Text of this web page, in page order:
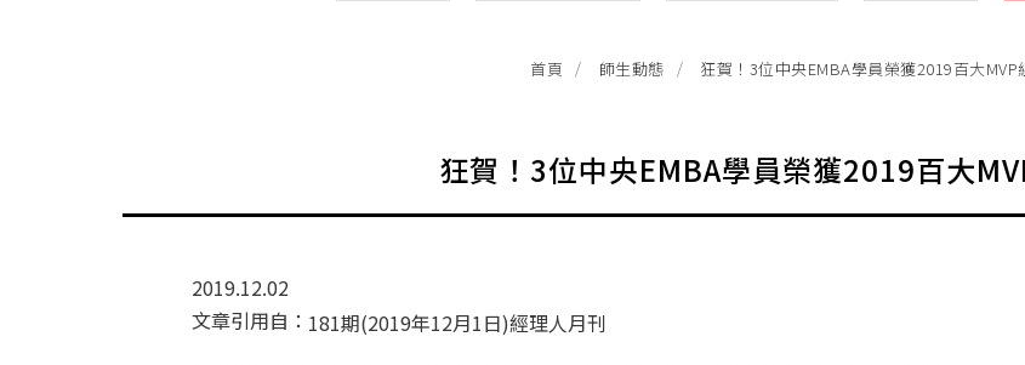
首頁 師生動態 狂賀！3位中央EMBA學員榮獲2019百大MVP
狂賀！3位中央EMBA學員榮獲2019百大
2019.12.02
文章引用自： 181期(2019年12月1日)經理人月刊